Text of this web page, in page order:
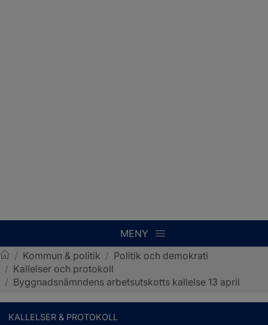
MENY
Sotenäs kommun
/ Kommun & politik / Politik och demokrati
/ Kallelser och protokoll
/ Byggnadsnämndens arbetsutskotts kallelse 13 april
KALLELSER & PROTOKOLL